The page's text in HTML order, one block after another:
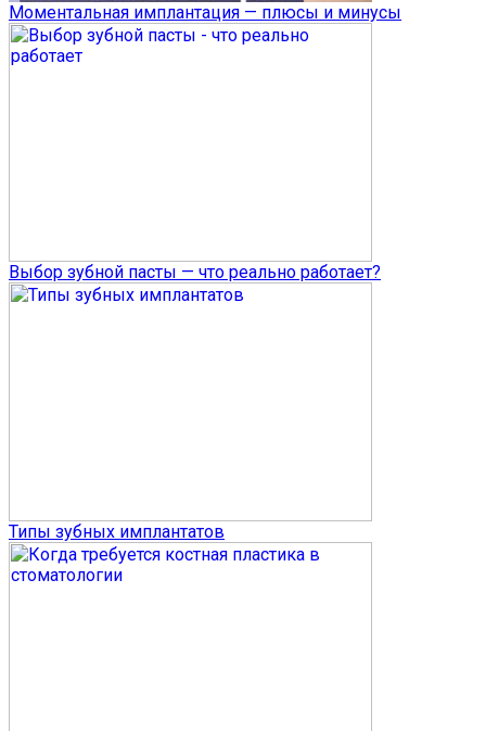
Моментальная имплантация — плюсы и минусы
Выбор зубной пасты — что реально работает?
Типы зубных имплантатов